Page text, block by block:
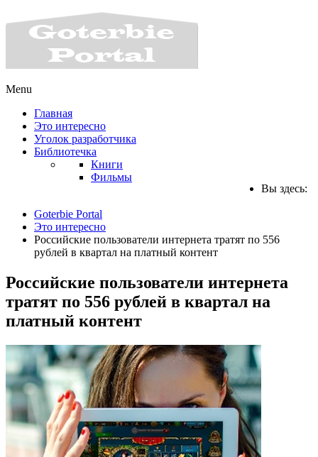
Menu
Главная
Это интересно
Уголок разработчика
Библиотечка
Книги
Фильмы
Вы здесь:
Goterbie Portal
Это интересно
Российские пользователи интернета тратят по 556
рублей в квартал на платный контент
Российские пользователи интернета
тратят по 556 рублей в квартал на
платный контент